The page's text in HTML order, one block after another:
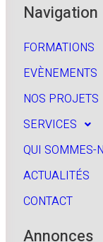
Navigation
FORMATIONS
EVÈNEMENTS
NOS PROJETS
SERVICES
QUI SOMMES-
ACTUALITÉS
CONTACT
Annonces